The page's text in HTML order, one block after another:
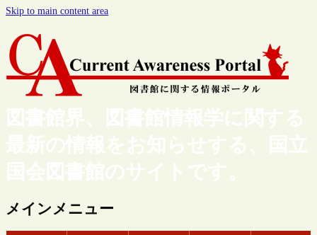
Skip to main content area
図書館界、図書館情報学に関する
最新の情報をお知らせする、国立
国会図書館のサイトです。
メインメニュー